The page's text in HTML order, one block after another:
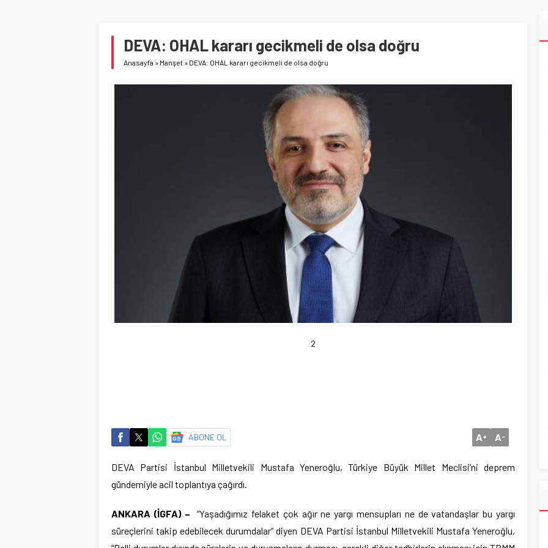
DEVA: OHAL kararı gecikmeli de olsa doğru
Anasayfa » Manşet » DEVA: OHAL kararı gecikmeli de olsa doğru
2
ABONE OL A+ A-
DEVA Partisi İstanbul Milletvekili Mustafa Yeneroğlu, Türkiye Büyük Millet Meclisi’ni deprem
gündemiyle acil toplantıya çağırdı.
ANKARA (İGFA) –“Yaşadığımız felaket çok ağır ne yargı mensupları ne de vatandaşlar bu yargı
süreçlerini takip edebilecek durumdalar” diyen DEVA Partisi İstanbul Milletvekili Mustafa Yeneroğlu,